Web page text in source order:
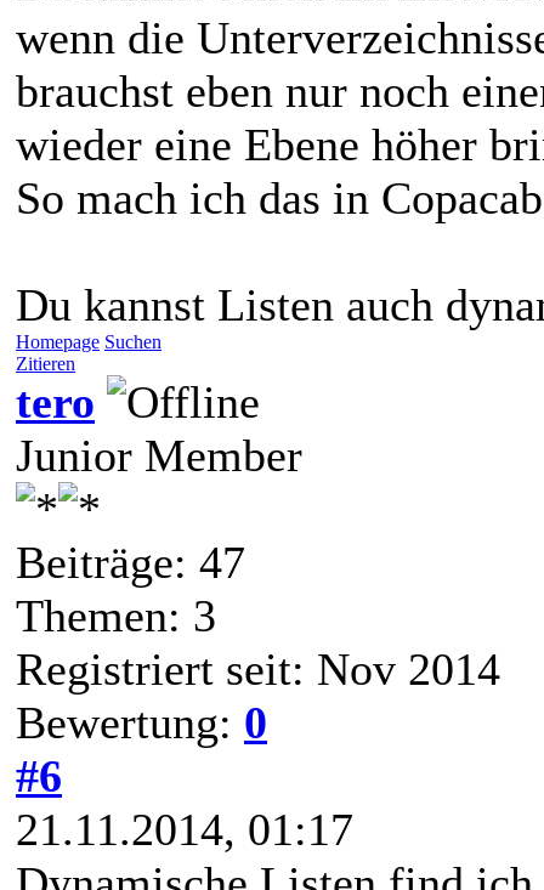
wenn die
brauchst eben nur noch
wieder eine Ebene höher
So mach ich das in
Du kannst Listen auch
Homepage Suchen
Zitieren
tero
Junior Member
Beiträge: 47
Themen: 3
Registriert seit: Nov 2014
Bewertung: 0
#6
21.11.2014, 01:17